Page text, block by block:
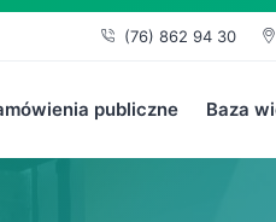
(76) 862 94 30
publiczne Baza